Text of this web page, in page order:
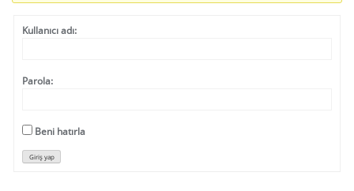
Kullanıcı adı:
Parola:
Beni hatırla
Giriş yap